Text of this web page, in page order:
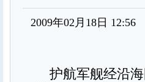
2009年02月18日
护航军舰经沿海